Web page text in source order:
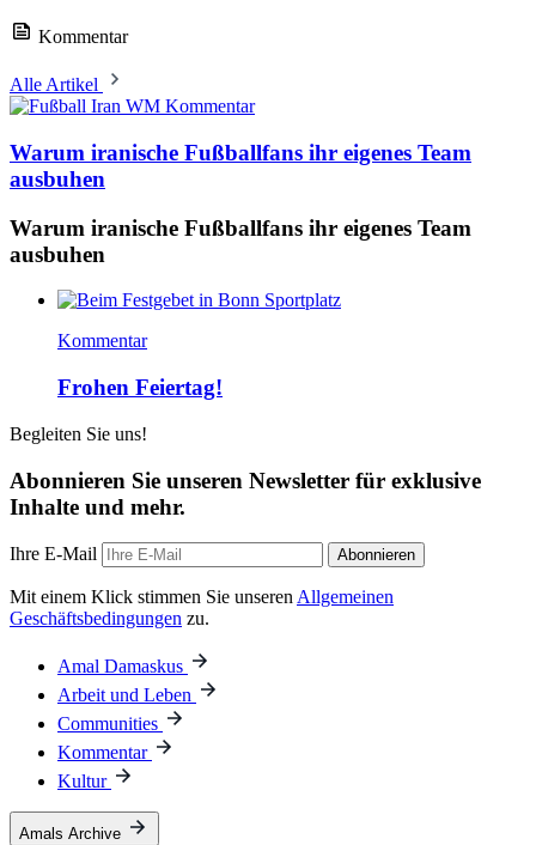
Kommentar
Alle Artikel
Kommentar
Warum iranische Fußballfans ihr eigenes Team
ausbuhen
Warum iranische Fußballfans ihr eigenes Team
ausbuhen
Kommentar
Frohen Feiertag!
Begleiten Sie uns!
Abonnieren Sie unseren Newsletter für exklusive
Inhalte und mehr.
Ihre E-Mail Abonnieren
Mit einem Klick stimmen Sie unseren Allgemeinen
Geschäftsbedingungen zu.
Amal Damaskus
Arbeit und Leben
Communities
Kommentar
Kultur
Amals Archive